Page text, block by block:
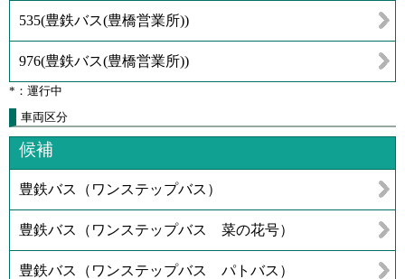
535(豊鉄バス(豊橋営業所))
976(豊鉄バス(豊橋営業所))
*：運行中
車両区分
候補
豊鉄バス（ワンステップバス）
豊鉄バス（ワンステップバス 菜の花号）
豊鉄バス（ワンステップバス パトバス）